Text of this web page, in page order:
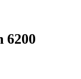
6200